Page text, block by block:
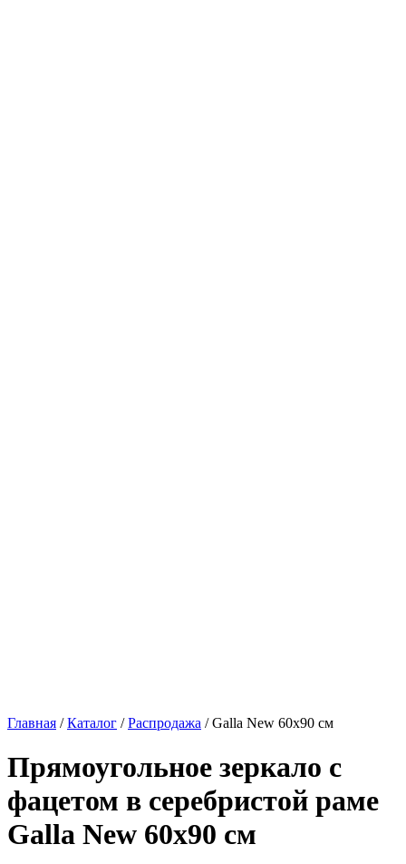
Главная /Каталог /Распродажа /Galla New 60х90 см
Прямоугольное зеркало с
фацетом в серебристой раме
Galla New 60х90 см